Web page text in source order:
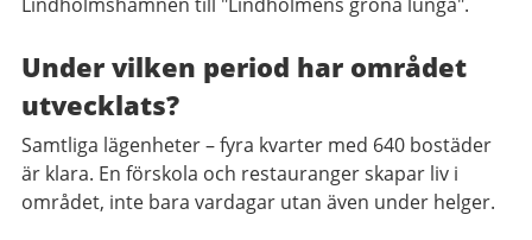
Under vilken period har området
utvecklats?
Samtliga lägenheter – fyra kvarter med 640 bostäder
är klara. En förskola och restauranger skapar liv i
området, inte bara vardagar utan även under helger.